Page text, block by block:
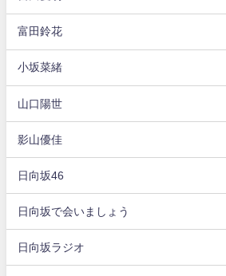
富田鈴花
小坂菜緒
山口陽世
影山優佳
日向坂46
日向坂で会いましょう
日向坂ラジオ